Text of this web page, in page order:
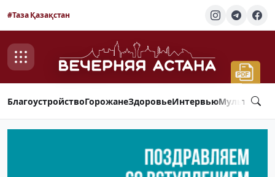
#Таза Қазақстан
БлагоустройствоГорожанеЗдоровьеИнтервью